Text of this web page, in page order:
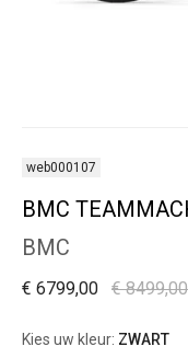
web000107
BMC
BMC
€ 8499,00
€ 6799,00
Kies uw kleur: ZWART